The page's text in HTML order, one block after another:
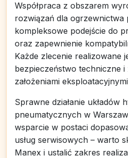
Współpraca z obszarem
rozwiązań dla ogrzewnictwa
kompleksowe podejście do
oraz zapewnienie
Każde zlecenie realizowane
bezpieczeństwo techniczne i
założeniami
Sprawne działanie układów
pneumatycznych w
wsparcie w postaci
usług serwisowych – warto
Manex i ustalić zakres